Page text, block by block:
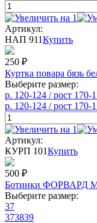
Артикул:
НАП 911Купить
250 ₽
Куртка повара бязь
Выберите размер:
р. 120-124 / рост 170-
р. 120-124 / рост 170-
Артикул:
КУРП 101Купить
500 ₽
Ботинки ФОРВАРД
Выберите размер:
37
373839